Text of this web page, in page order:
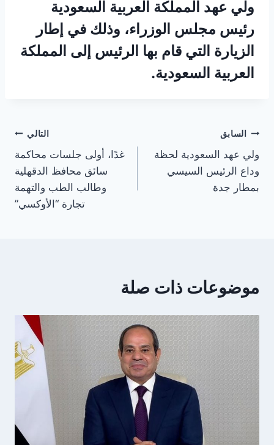
ولي عهد المملكة العربية السعودية
رئيس مجلس الوزراء، وذلك في إطار
الزيارة التي قام بها الرئيس إلى المملكة
العربية السعودية.
تصفّح
المقالات
السابق
ولي عهد السعودية لحظة
وداع الرئيس السيسي
بمطار جدة
التالي
غدًا، أولى جلسات محاكمة
سائق محافظ الدقهلية
وطالب الطب والتهمة
تجارة “الأوكسي”
موضوعات ذات صلة